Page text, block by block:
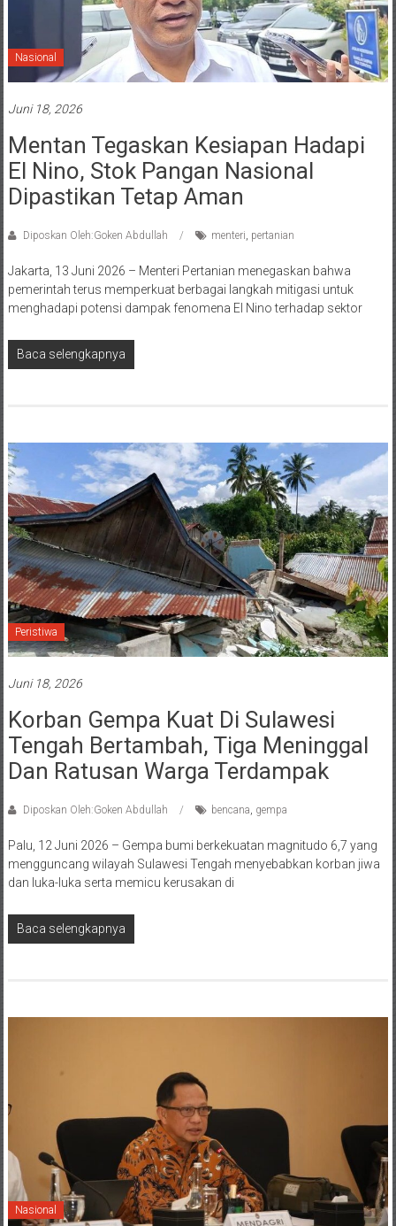
Nasional
Juni 18, 2026
Mentan Tegaskan Kesiapan Hadapi
El Nino, Stok Pangan Nasional
Dipastikan Tetap Aman
Diposkan Oleh:Goken Abdullah menteri, pertanian
Jakarta, 13 Juni 2026 – Menteri Pertanian menegaskan bahwa
pemerintah terus memperkuat berbagai langkah mitigasi untuk
menghadapi potensi dampak fenomena El Nino terhadap sektor
Baca selengkapnya
Peristiwa
Juni 18, 2026
Korban Gempa Kuat Di Sulawesi
Tengah Bertambah, Tiga Meninggal
Dan Ratusan Warga Terdampak
Diposkan Oleh:Goken Abdullah bencana, gempa
Palu, 12 Juni 2026 – Gempa bumi berkekuatan magnitudo 6,7 yang
mengguncang wilayah Sulawesi Tengah menyebabkan korban jiwa
dan luka-luka serta memicu kerusakan di
Baca selengkapnya
Nasional